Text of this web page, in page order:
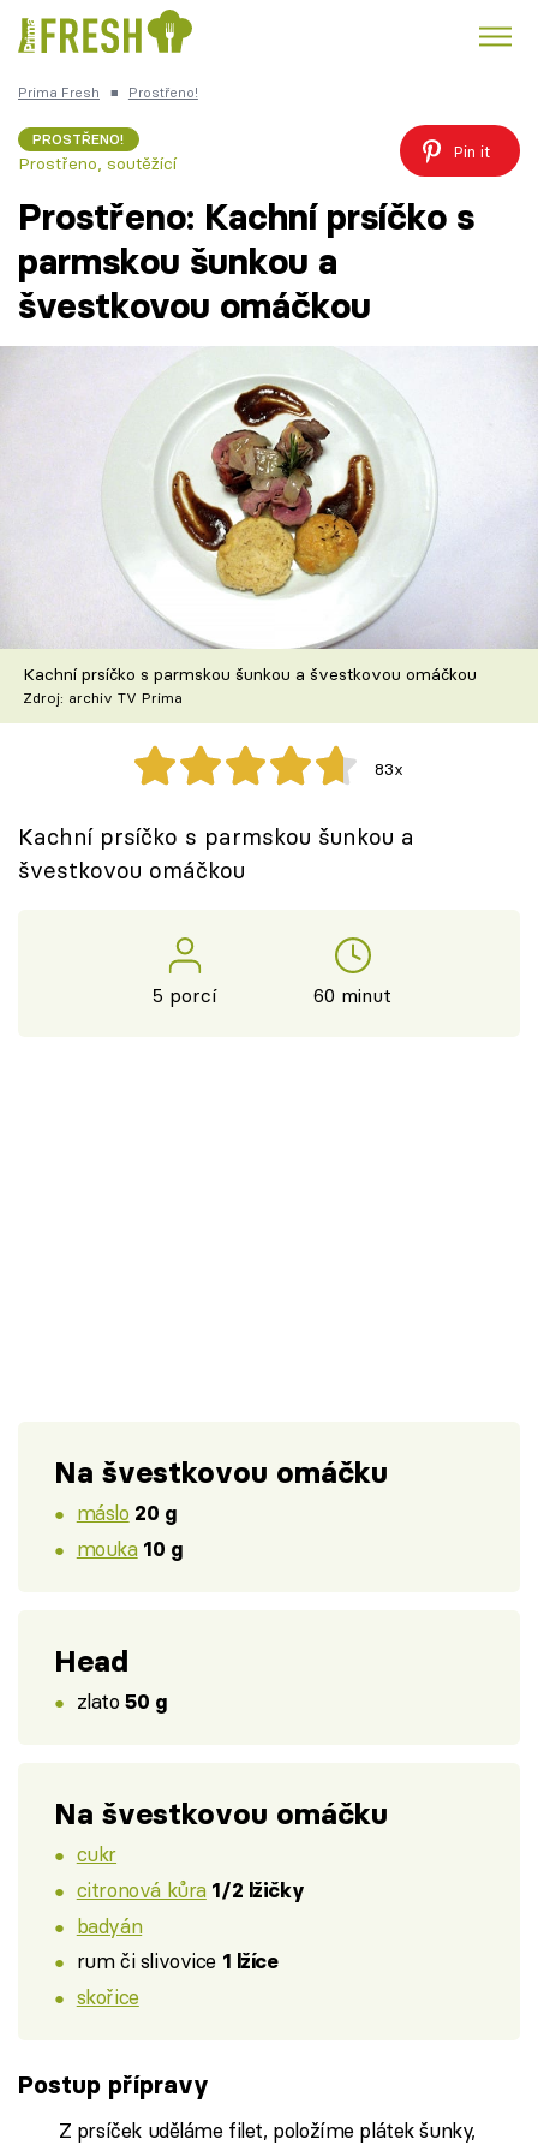
Česká kuchyně
Témata
Škola vaření
Recepty z TV
Speciál: Cuketa
Těhotnej kuchař
Přihlášení
Prima Fresh ■ Prostřeno!
PROSTŘENO!
Prostřeno, soutěžící
Pin it
Prostřeno: Kachní prsíčko s
parmskou šunkou a
švestkovou omáčkou
Kachní prsíčko s parmskou šunkou a švestkovou omáčkou
Zdroj: archiv TV Prima
83x
Kachní prsíčko s parmskou šunkou a
švestkovou omáčkou
5 porcí 60 minut
Na švestkovou omáčku
máslo 20 g
mouka 10 g
Head
zlato50 g
Na švestkovou omáčku
cukr
citronová kůra 1/2 lžičky
badyán
rum či slivovice 1 lžíce
skořice
Postup přípravy
Z prsíček uděláme filet, položíme plátek šunky,